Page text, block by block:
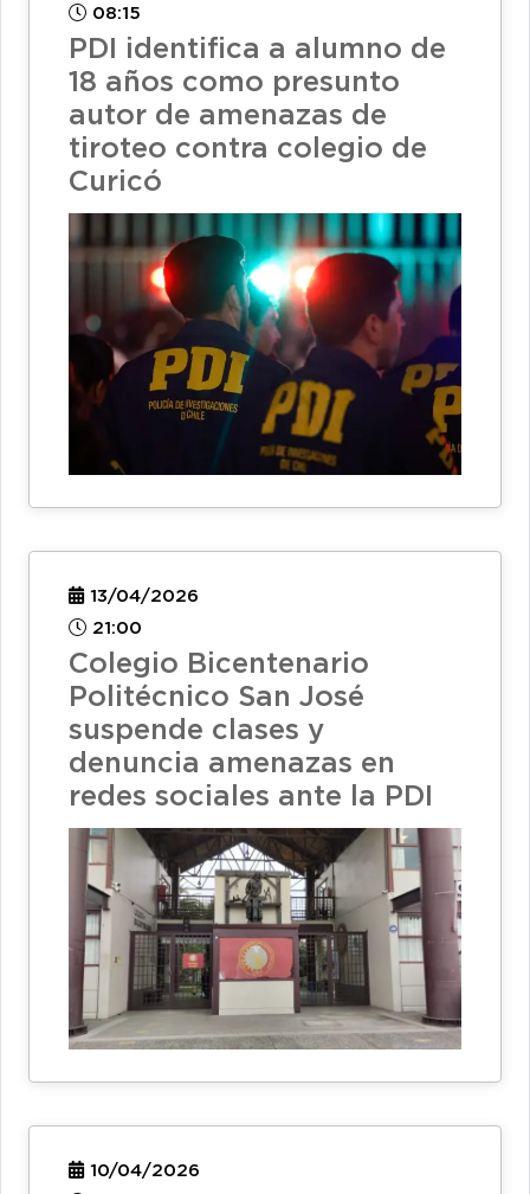
08:15
PDI identifica a alumno de
18 años como presunto
autor de amenazas de
tiroteo contra colegio de
Curicó
13/04/2026
21:00
Colegio Bicentenario
Politécnico San José
suspende clases y
denuncia amenazas en
redes sociales ante la PDI
10/04/2026